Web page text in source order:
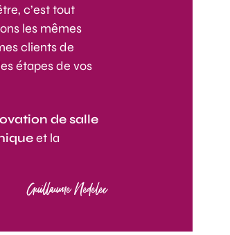
c’est tout
les mêmes
clients de
étapes de vos
de salle
et la
Guillaume Nedelec